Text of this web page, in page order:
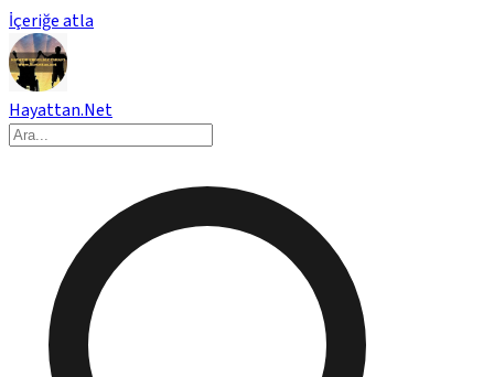
İçeriğe atla
Hayattan.Net